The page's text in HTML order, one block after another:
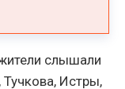
слышали
Истры,